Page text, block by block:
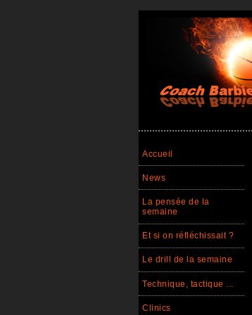
Accueil
News
La pensée de la
semaine
Et si on réfléchissait ?
Le drill de la semaine
Technique, tactique ...
Clinics